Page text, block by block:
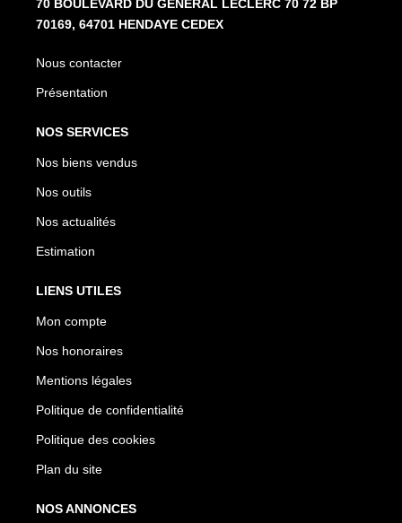
70 BOULEVARD DU GENERAL LECLERC 70 72 BP
70169, 64701 HENDAYE CEDEX
Nous contacter
Présentation
NOS SERVICES
Nos biens vendus
Nos outils
Nos actualités
Estimation
LIENS UTILES
Mon compte
Nos honoraires
Mentions légales
Politique de confidentialité
Politique des cookies
Plan du site
NOS ANNONCES